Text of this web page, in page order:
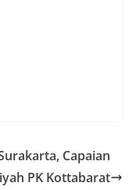
Capaian
PK Kottabarat